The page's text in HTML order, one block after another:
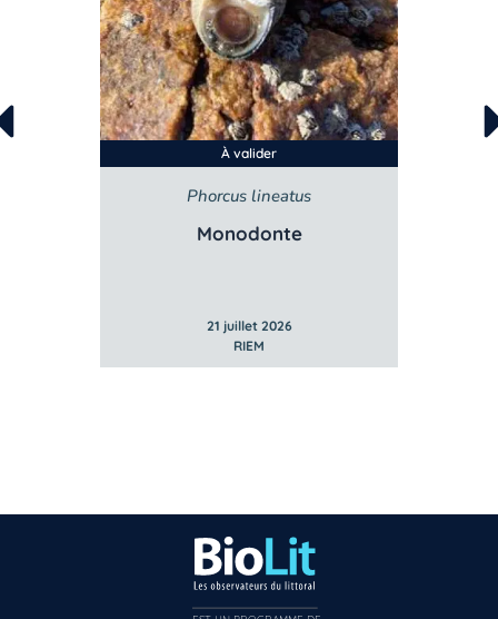
À valider
Phorcus lineatus
Monodonte
21 juillet 2026
RIEM